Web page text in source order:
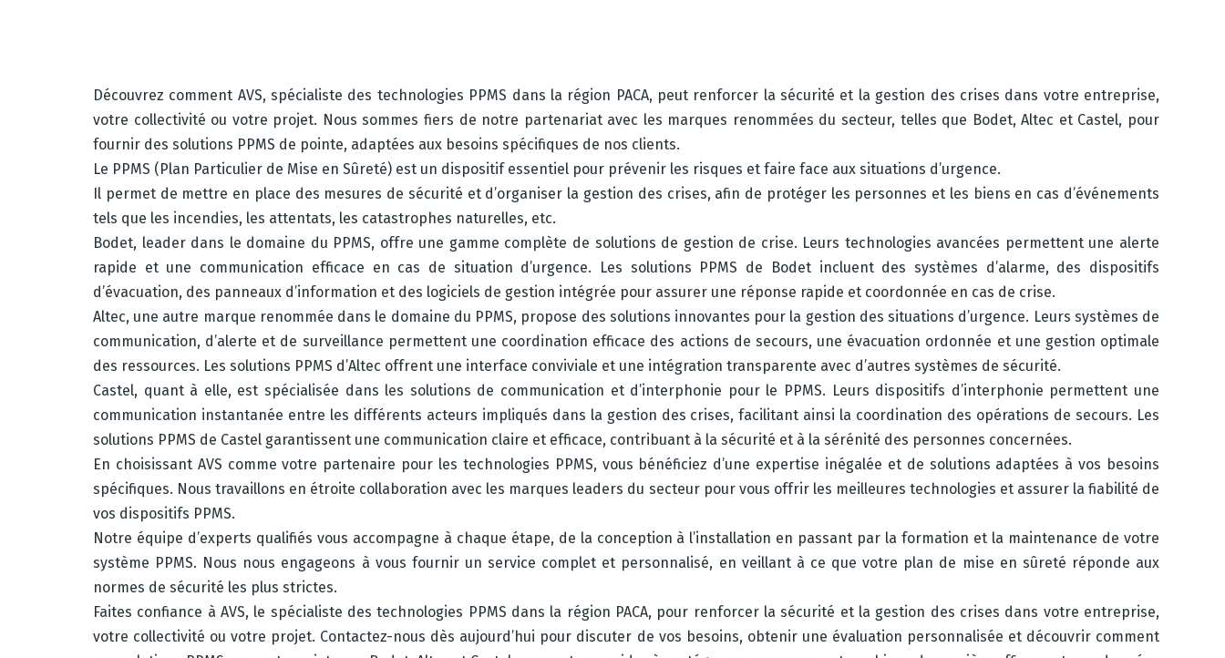
Découvrez comment AVS, spécialiste des technologies PPMS dans la région PACA, peut renforcer la sécurité et la gestion des crises dans votre entreprise,
votre collectivité ou votre projet. Nous sommes fiers de notre partenariat avec les marques renommées du secteur, telles que Bodet, Altec et Castel, pour
fournir des solutions PPMS de pointe, adaptées aux besoins spécifiques de nos clients.
Le PPMS (Plan Particulier de Mise en Sûreté) est un dispositif essentiel pour prévenir les risques et faire face aux situations d’urgence.
Il permet de mettre en place des mesures de sécurité et d’organiser la gestion des crises, afin de protéger les personnes et les biens en cas d’événements
tels que les incendies, les attentats, les catastrophes naturelles, etc.
Bodet, leader dans le domaine du PPMS, offre une gamme complète de solutions de gestion de crise. Leurs technologies avancées permettent une alerte
rapide et une communication efficace en cas de situation d’urgence. Les solutions PPMS de Bodet incluent des systèmes d’alarme, des dispositifs
d’évacuation, des panneaux d’information et des logiciels de gestion intégrée pour assurer une réponse rapide et coordonnée en cas de crise.
Altec, une autre marque renommée dans le domaine du PPMS, propose des solutions innovantes pour la gestion des situations d’urgence. Leurs systèmes de
communication, d’alerte et de surveillance permettent une coordination efficace des actions de secours, une évacuation ordonnée et une gestion optimale
des ressources. Les solutions PPMS d’Altec offrent une interface conviviale et une intégration transparente avec d’autres systèmes de sécurité.
Castel, quant à elle, est spécialisée dans les solutions de communication et d’interphonie pour le PPMS. Leurs dispositifs d’interphonie permettent une
communication instantanée entre les différents acteurs impliqués dans la gestion des crises, facilitant ainsi la coordination des opérations de secours. Les
solutions PPMS de Castel garantissent une communication claire et efficace, contribuant à la sécurité et à la sérénité des personnes concernées.
En choisissant AVS comme votre partenaire pour les technologies PPMS, vous bénéficiez d’une expertise inégalée et de solutions adaptées à vos besoins
spécifiques. Nous travaillons en étroite collaboration avec les marques leaders du secteur pour vous offrir les meilleures technologies et assurer la fiabilité de
vos dispositifs PPMS.
Notre équipe d’experts qualifiés vous accompagne à chaque étape, de la conception à l’installation en passant par la formation et la maintenance de votre
système PPMS. Nous nous engageons à vous fournir un service complet et personnalisé, en veillant à ce que votre plan de mise en sûreté réponde aux
normes de sécurité les plus strictes.
Faites confiance à AVS, le spécialiste des technologies PPMS dans la région PACA, pour renforcer la sécurité et la gestion des crises dans votre entreprise,
votre collectivité ou votre projet. Contactez-nous dès aujourd’hui pour discuter de vos besoins, obtenir une évaluation personnalisée et découvrir comment